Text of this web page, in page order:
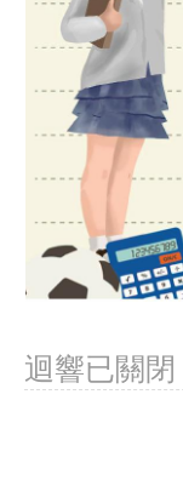
迴響已關閉